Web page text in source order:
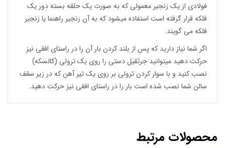
فولادی از یک زنجیر معمولی که به صورت یک حلقه بسته دور یک
فلکه قرار گرفته است استفاده میشود که به آن زنجیر راهنما یا زنجیر
فلکه می گویند.
اگر شما نیاز دارید که پس از بلند کردن بار آن را در راستای افقی نیز
حرکت دهید میتوانید جرثقیل دستی را روی یک ترولی (کالسکه)
نصب کنید و با سوار کردن ترولی بر روی یک تیر آهن که در زیر سقف
سالن شما نصب شده است بار را در راستای افقی نیز حرکت دهید.
محصولات مرتبط